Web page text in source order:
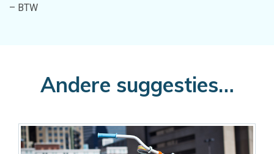
– BTW
Andere suggesties…